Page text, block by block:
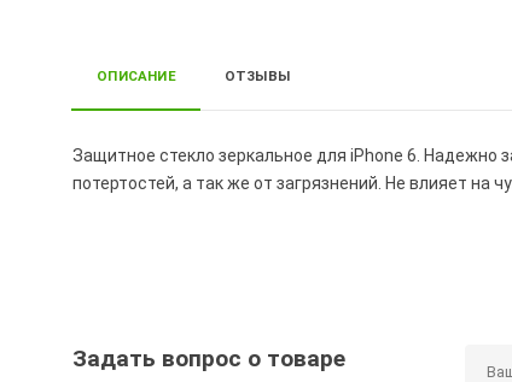
ОПИСАНИЕ ОТЗЫВЫ
Защитное стекло зеркальное для iPhone 6. Надежно
потертостей, а так же от загрязнений. Не влияет на
Задать вопрос о товаре